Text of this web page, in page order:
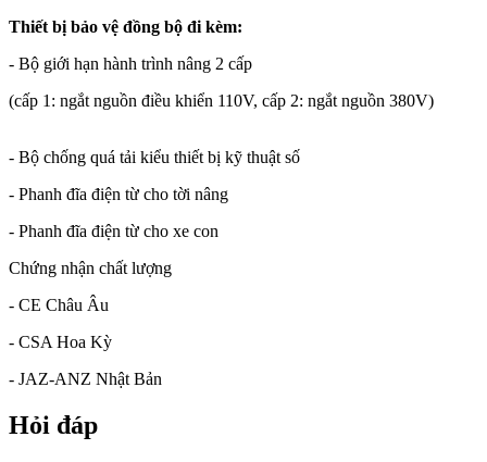
Thiết bị bảo vệ đồng bộ đi kèm:
- Bộ giới hạn hành trình nâng 2 cấp
(cấp 1: ngắt nguồn điều khiển 110V, cấp 2: ngắt nguồn 380V)
- Bộ chống quá tải kiểu thiết bị kỹ thuật số
- Phanh đĩa điện từ cho tời nâng
- Phanh đĩa điện từ cho xe con
Chứng nhận chất lượng
- CE Châu Âu
- CSA Hoa Kỳ
- JAZ-ANZ Nhật Bản
Hỏi đáp